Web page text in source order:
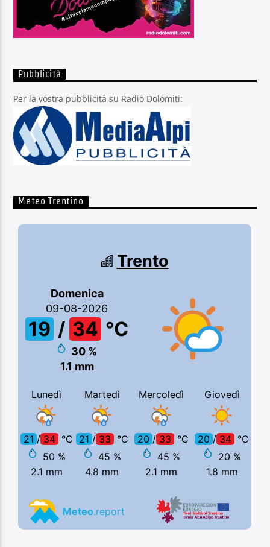
Pubblicità
Per la vostra pubblicità su Radio Dolomiti:
Meteo Trentino